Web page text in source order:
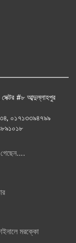
#৮ আব্দুল্লাহপুর
০১৭১৩৩৯৪৭৯৯
মরক্কো